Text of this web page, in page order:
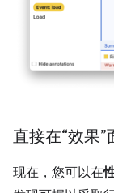
直接在“效果
现在，您可以在